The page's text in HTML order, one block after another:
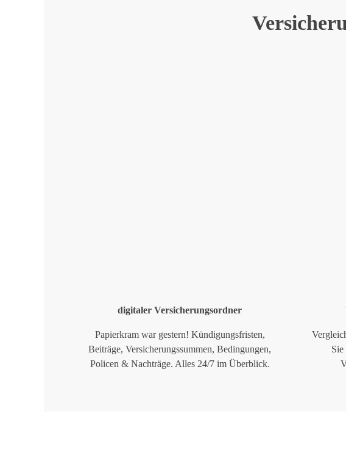
digitaler Versicherungsordner
Papierkram war gestern! Kündigungsfristen,
Beiträge, Versicherungssummen, Bedingungen,
Policen & Nachträge. Alles 24/7 im Überblick.